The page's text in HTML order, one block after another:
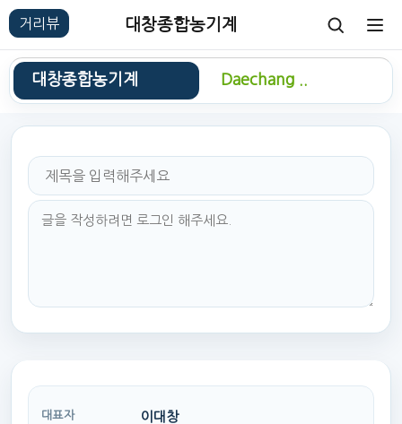
대창종합농기계
대창종합농기계 Daechang ..
대표자 이대창